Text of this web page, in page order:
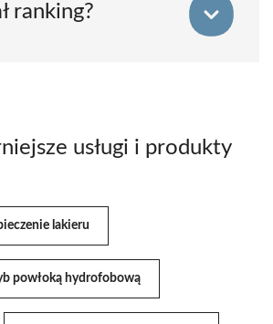
ranking?
usługi i produkty
lakieru
powłoką hydrofobową